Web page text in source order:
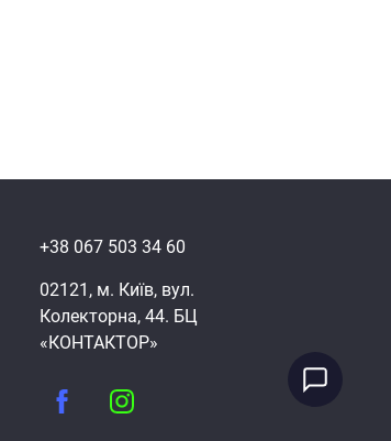
+38 067 503 34 60
02121, м. Київ, вул.
Колекторна, 44. БЦ
«КОНТАКТОР»